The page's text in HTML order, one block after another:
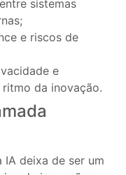
sistemas
e riscos de
e
da inovação.
deixa de ser um